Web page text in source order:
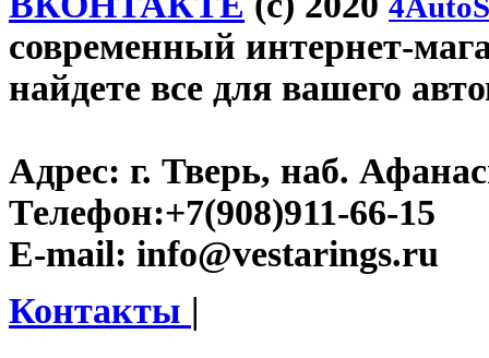
современный интернет-
найдете все для вашего
Адрес: г. Тверь, наб.
Телефон:+7(908)911-66-15
E-mail: info@vestarings.ru
Контакты |